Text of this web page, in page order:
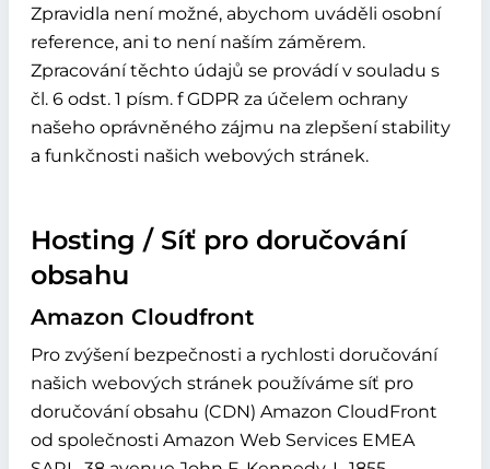
Zpravidla není možné, abychom uváděli osobní
reference, ani to není naším záměrem.
Zpracování těchto údajů se provádí v souladu s
čl. 6 odst. 1 písm. f GDPR za účelem ochrany
našeho oprávněného zájmu na zlepšení stability
a funkčnosti našich webových stránek.
Hosting / Síť pro doručování
obsahu
Amazon Cloudfront
Pro zvýšení bezpečnosti a rychlosti doručování
našich webových stránek používáme síť pro
doručování obsahu (CDN) Amazon CloudFront
od společnosti Amazon Web Services EMEA